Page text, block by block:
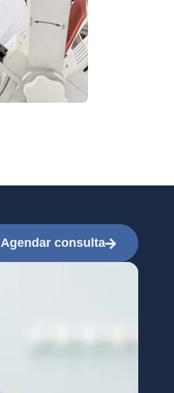
Agendar consulta